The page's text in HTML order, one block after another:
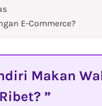
E-Commerce?
Makan
Ribet?